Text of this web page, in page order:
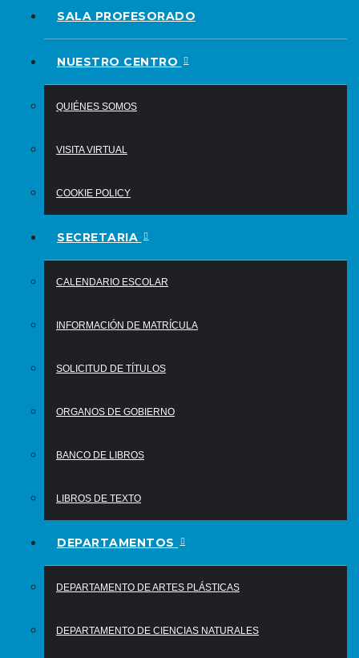
SALA PROFESORADO
NUESTRO CENTRO
QUIÉNES SOMOS
VISITA VIRTUAL
COOKIE POLICY
SECRETARIA
CALENDARIO ESCOLAR
INFORMACIÓN DE MATRÍCULA
SOLICITUD DE TÍTULOS
ORGANOS DE GOBIERNO
BANCO DE LIBROS
LIBROS DE TEXTO
DEPARTAMENTOS
DEPARTAMENTO DE ARTES PLÁSTICAS
DEPARTAMENTO DE CIENCIAS NATURALES